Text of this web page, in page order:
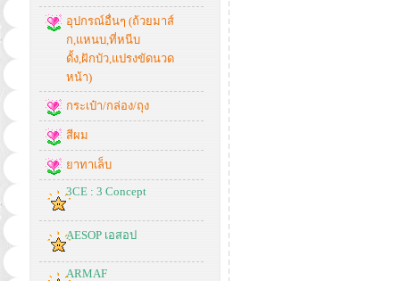
อุปกรณ์อื่นๆ (ถ้วยมาส์
ก,แหนบ,ที่หนีบ
ดั้ง,ฝักบัว,แปรงขัดนวด
หน้า)
กระเป๋า/กล่อง/ถุง
สีผม
ยาทาเล็บ
3CE : 3 Concept
AESOP เอสอป
ARMAF